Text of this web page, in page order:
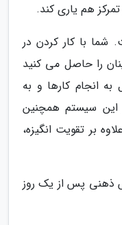
هم یاری کند.
با کار کردن در
را حاصل می کنید
انجام کارها و به
این سیستم همچنین
بر تقویت انگیزه،
ذهنی پس از یک روز